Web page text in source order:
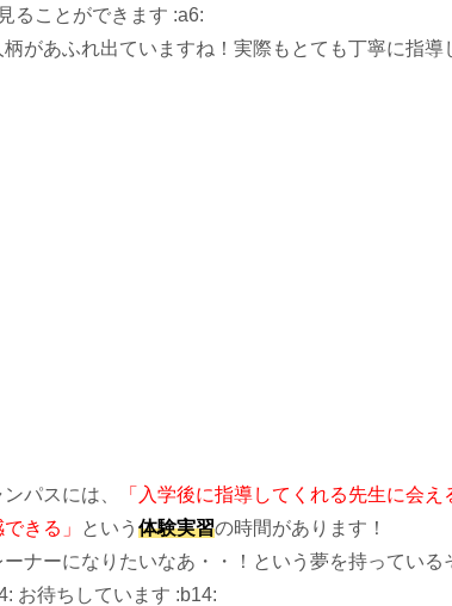
ることができます :a6:
柄があふれ出ていますね！実際もとても丁寧に指
パスには、 「入学後に指導してくれる先生に会え
きる」
という 体験実習の時間があります！
ナーになりたいなあ・・！という夢を持っている
お待ちしています :b14: